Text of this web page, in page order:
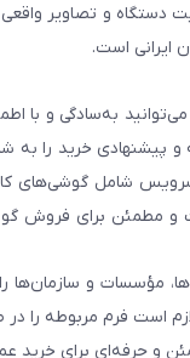
و تصاویر واقعی
ایرانی است.
می‌توانید به‌سادگی و
و پیشنهادی خرید را
شامل گوشی‌های
و مطمئن برای فروش
مؤسسات و سازمان‌ها
است فرم مربوطه را
و حرفه‌ای برای خرید